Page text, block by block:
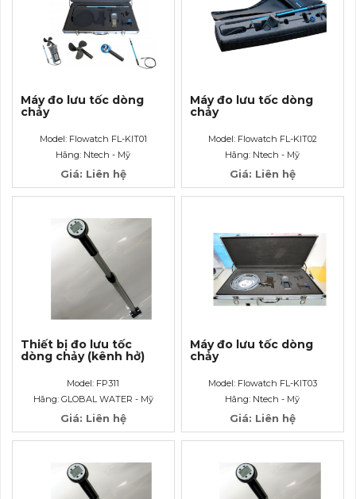
Máy đo lưu tốc dòng
chảy
Model: Flowatch FL-KIT01
Hãng: Ntech - Mỹ
Giá: Liên hệ
Máy đo lưu tốc dòng
chảy
Model: Flowatch FL-KIT02
Hãng: Ntech - Mỹ
Giá: Liên hệ
Thiết bị đo lưu tốc
dòng chảy (kênh hở)
Model: FP311
Hãng: GLOBAL WATER - Mỹ
Giá: Liên hệ
Máy đo lưu tốc dòng
chảy
Model: Flowatch FL-KIT03
Hãng: Ntech - Mỹ
Giá: Liên hệ